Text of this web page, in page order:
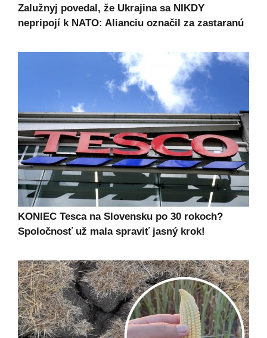
Zalužnyj povedal, že Ukrajina sa NIKDY
nepripojí k NATO: Alianciu označil za zastaranú
KONIEC Tesca na Slovensku po 30 rokoch?
Spoločnosť už mala spraviť jasný krok!